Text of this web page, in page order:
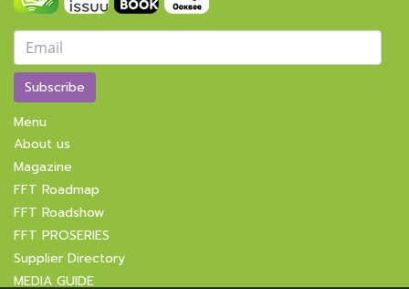
Subscribe
Menu
About us
Magazine
FFT Roadmap
FFT Roadshow
FFT PROSERIES
Supplier Directory
MEDIA GUIDE